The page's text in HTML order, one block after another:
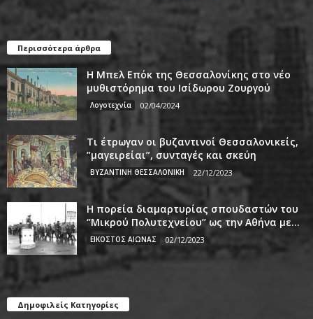
Περισσότερα άρθρα
Η Μπελ Επόκ της Θεσσαλονίκης στο νέο
μυθιστόρημα του Ισίδωρου Ζουργού
Λογοτεχνία 02/04/2024
Τι έτρωγαν οι βυζαντινοί Θεσσαλονικείς,
”μαγειρείαι”, συνταγές και σκεύη
ΒΥΖΑΝΤΙΝΗ ΘΕΣΣΑΛΟΝΙΚΗ 22/12/2023
Η πορεία διαμαρτυρίας σπουδαστών του
‘’Μικρού Πολυτεχνείου’’ ως την Αθήνα με...
ΕΙΚΟΣΤΟΣ ΑΙΩΝΑΣ 02/12/2023
Δημοφιλείς Κατηγορίες